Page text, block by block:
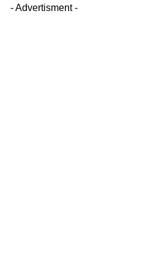
- Advertisment -